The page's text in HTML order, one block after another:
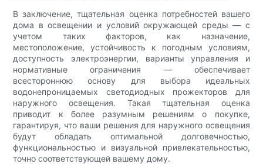
В заключение, тщательная оценка потребностей вашего
дома в освещении и условий окружающей среды — с
учетом таких факторов, как назначение,
местоположение, устойчивость к погодным условиям,
доступность электроэнергии, варианты управления и
нормативные ограничения — обеспечивает
всестороннюю основу для выбора идеальных
водонепроницаемых светодиодных прожекторов для
наружного освещения. Такая тщательная оценка
приводит к более разумным решениям о покупке,
гарантируя, что ваши решения для наружного освещения
будут обладать оптимальной долговечностью,
функциональностью и визуальной привлекательностью,
точно соответствующей вашему дому.